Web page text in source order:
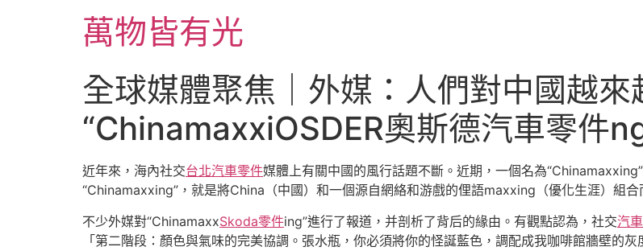
萬物皆有光
全球媒體聚焦｜外媒：人們對中國越來
“ChinamaxxiOSDER奧斯德汽車零件
近年來，海內社交台北汽車零件媒體上有關中國的風行話題不斷。近期，一個名為
“Chinamaxxing”，就是將China（中國）和一個源自網絡和游戲的俚語maxxing（優化生涯）組合
不少外媒對“ChinamaxxSkoda零件ing”進行了報道，并剖析了背后的緣由。有觀點認為，社交汽
「第二階段：顏色與氣味的完美協調。張水瓶，你必須將你的怪誕藍色，調配成我咖啡館牆壁的